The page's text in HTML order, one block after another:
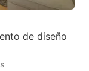
de diseño